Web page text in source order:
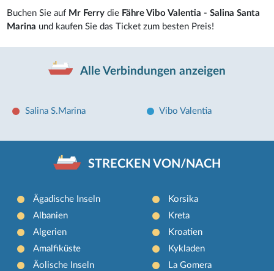
Buchen Sie auf Mr Ferrydie Fähre Vibo Valentia - Salina Santa
Marina und kaufen Sie das Ticket zum besten Preis!
Alle Verbindungen anzeigen
Salina S.Marina Vibo Valentia
STRECKEN VON/NACH
Ägadische Inseln
Albanien
Algerien
Amalfiküste
Äolische Inseln
Korsika
Kreta
Kroatien
Kykladen
La Gomera